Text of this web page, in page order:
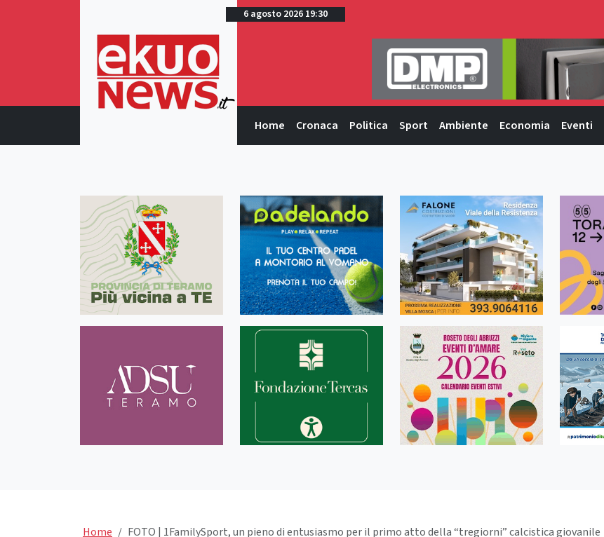
6 agosto 2026 19:30
Home Cronaca Politica Sport Ambiente Economia Eventi
Home FOTO | 1FamilySport, un pieno di entusiasmo per il primo atto della “tregiorni” calcistica giovanile